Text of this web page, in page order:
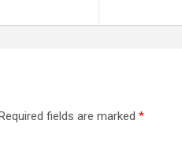
fields are marked *